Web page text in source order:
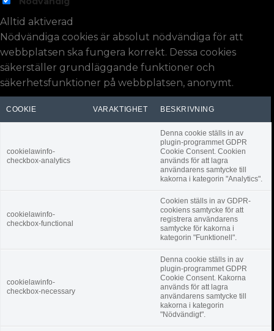
Alltid aktiverad
Nödvändiga cookies är absolut nödvändiga för att
webbplatsen ska fungera korrekt. Dessa cookies
säkerställer grundläggande funktioner och
säkerhetsfunktioner på webbplatsen, anonymt.
COOKIE VARAKTIGHET BESKRIVNING
cookielawinfo-
checkbox-analytics
Denna cookie ställs in av
plugin-programmet GDPR
Cookie Consent. Cookien
används för att lagra
användarens samtycke till
kakorna i kategorin "Analytics".
cookielawinfo-
checkbox-functional
Cookien ställs in av GDPR-
cookiens samtycke för att
registrera användarens
samtycke för kakorna i
kategorin "Funktionell".
cookielawinfo-
checkbox-necessary
Denna cookie ställs in av
plugin-programmet GDPR
Cookie Consent. Kakorna
används för att lagra
användarens samtycke till
kakorna i kategorin
"Nödvändigt".